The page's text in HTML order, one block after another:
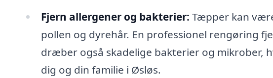
Fjern allergener og bakterier: Tæpper kan
pollen og dyrehår. En professionel rengøring
dræber også skadelige bakterier og mikrober,
dig og din familie i Øsløs.